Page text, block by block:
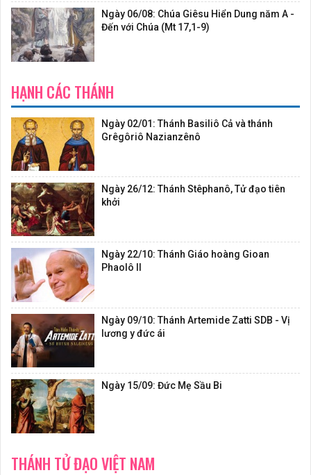
Ngày 06/08: Chúa Giêsu Hiển Dung năm A -
Đến với Chúa (Mt 17,1-9)
HẠNH CÁC THÁNH
Ngày 02/01: Thánh Basiliô Cả và thánh
Grêgôriô Nazianzênô
Ngày 26/12: Thánh Stêphanô, Tử đạo tiên
khởi
Ngày 22/10: Thánh Giáo hoàng Gioan
Phaolô II
Ngày 09/10: Thánh Artemide Zatti SDB - Vị
lương y đức ái
Ngày 15/09: Đức Mẹ Sầu Bi
THÁNH TỬ ĐẠO VIỆT NAM